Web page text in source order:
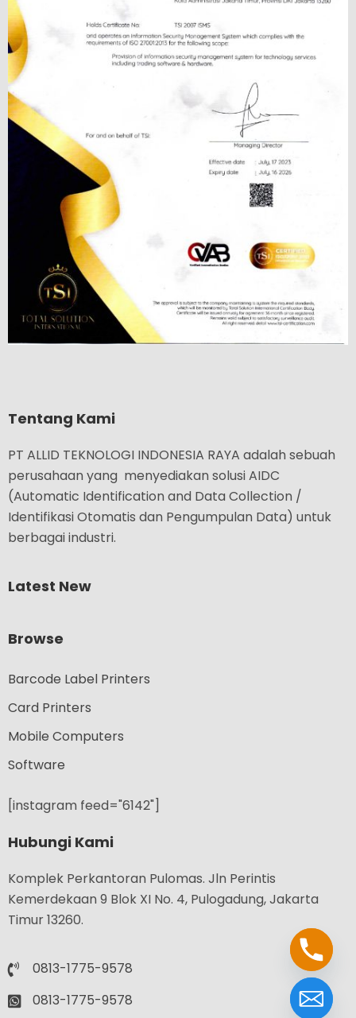
Tentang Kami
PT ALLID TEKNOLOGI INDONESIA RAYA adalah sebuah
perusahaan yang menyediakan solusi AIDC
(Automatic Identification and Data Collection /
Identifikasi Otomatis dan Pengumpulan Data) untuk
berbagai industri.
Latest New
Browse
Barcode Label Printers
Card Printers
Mobile Computers
Software
[instagram feed="6142"]
Hubungi Kami
Komplek Perkantoran Pulomas. Jln Perintis
Kemerdekaan 9 Blok XI No. 4, Pulogadung, Jakarta
Timur 13260.
0813-1775-9578
0813-1775-9578